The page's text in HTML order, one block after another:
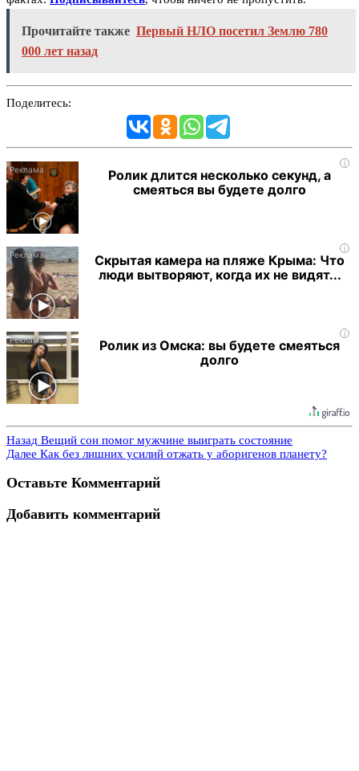
Прочитайте также Первый НЛО посетил Землю 780
000 лет назад
Поделитесь:
i
Ролик длится несколько секунд, а
смеяться вы будете долго
i
Скрытая камера на пляже Крыма: Что
люди вытворяют, когда их не видят...
i
Ролик из Омска: вы будете смеяться
долго
Назад Вещий сон помог мужчине выиграть состояние
Далее Как без лишних усилий отжать у аборигенов планету?
Оставьте Комментарий
Добавить комментарий